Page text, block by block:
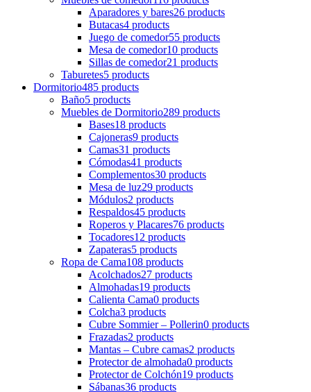
Aparadores y bares26 products
Butacas4 products
Juego de comedor55 products
Mesa de comedor10 products
Sillas de comedor21 products
Taburetes5 products
Dormitorio485 products
Baño5 products
Muebles de Dormitorio289 products
Bases18 products
Cajoneras9 products
Camas31 products
Cómodas41 products
Complementos30 products
Mesa de luz29 products
Módulos2 products
Respaldos45 products
Roperos y Placares76 products
Tocadores12 products
Zapateras5 products
Ropa de Cama108 products
Acolchados27 products
Almohadas19 products
Calienta Cama0 products
Colcha3 products
Cubre Sommier – Pollerin0 products
Frazadas2 products
Mantas – Cubre camas2 products
Protector de almohada0 products
Protector de Colchón19 products
Sábanas36 products